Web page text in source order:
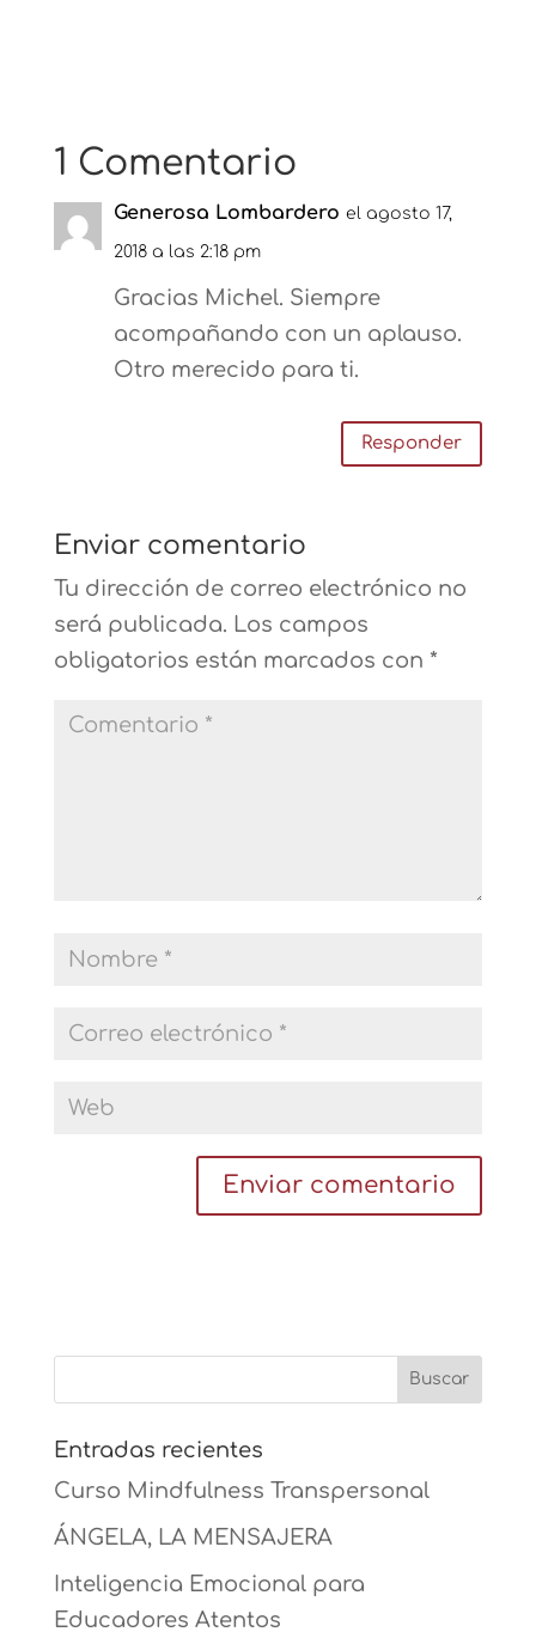
1 Comentario
Generosa Lombardero el agosto 17,
2018 a las 2:18 pm
Gracias Michel. Siempre
acompañando con un aplauso.
Otro merecido para ti.
Responder
Enviar comentario
Tu dirección de correo electrónico no
será publicada. Los campos
obligatorios están marcados con *
Entradas recientes
Curso Mindfulness Transpersonal
ÁNGELA, LA MENSAJERA
Inteligencia Emocional para
Educadores Atentos